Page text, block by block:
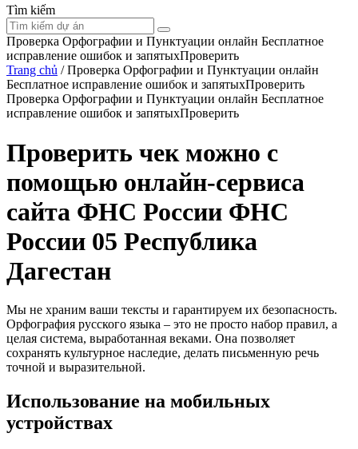
Tìm kiếm
Проверка Орфографии и Пунктуации онлайн Бесплатное
исправление ошибок и запятыхПроверить
Trang chủ /Проверка Орфографии и Пунктуации онлайн
Бесплатное исправление ошибок и запятыхПроверить
Проверка Орфографии и Пунктуации онлайн Бесплатное
исправление ошибок и запятыхПроверить
Проверить чек можно с
помощью онлайн-сервиса
сайта ФНС России ФНС
России 05 Республика
Дагестан
Мы не храним ваши тексты и гарантируем их безопасность.
Орфография русского языка – это не просто набор правил, а
целая система, выработанная веками. Она позволяет
сохранять культурное наследие, делать письменную речь
точной и выразительной.
Использование на мобильных
устройствах